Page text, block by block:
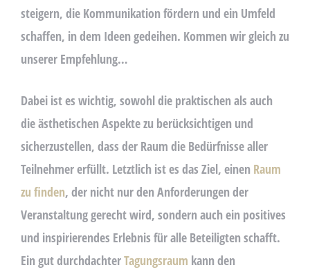
steigern, die Kommunikation fördern und ein Umfeld
schaffen, in dem Ideen gedeihen. Kommen wir gleich zu
unserer Empfehlung…
Dabei ist es wichtig, sowohl die praktischen als auch
die ästhetischen Aspekte zu berücksichtigen und
sicherzustellen, dass der Raum die Bedürfnisse aller
Teilnehmer erfüllt. Letztlich ist es das Ziel, einen Raum
zu finden, der nicht nur den Anforderungen der
Veranstaltung gerecht wird, sondern auch ein positives
und inspirierendes Erlebnis für alle Beteiligten schafft.
Ein gut durchdachterTagungsraum kann den